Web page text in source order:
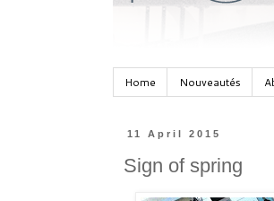
Home Nouveautés
11 April 2015
Sign of spring